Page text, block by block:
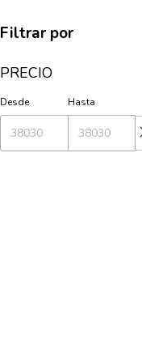
Filtrar por
PRECIO
Desde Hasta